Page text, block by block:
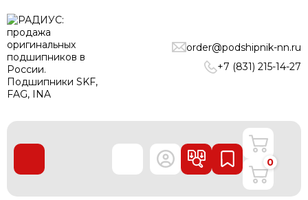
order@podshipnik-nn.ru
+7 (831) 215-14-27
ПОДШИПНИКИ
ЛИНЕЙНЫЕ ТЕХНОЛОГИИ
РЕМНИ
О нас
Доставка и оплата
0